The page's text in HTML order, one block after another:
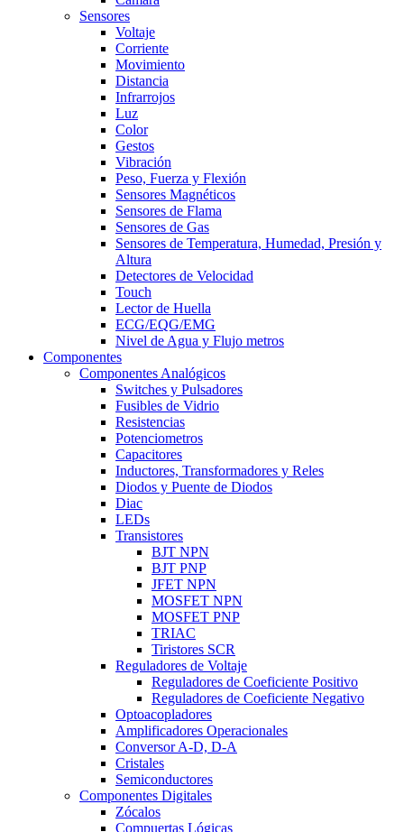
Sensores
Voltaje
Corriente
Movimiento
Distancia
Infrarrojos
Luz
Color
Gestos
Vibración
Peso, Fuerza y Flexión
Sensores Magnéticos
Sensores de Flama
Sensores de Gas
Sensores de Temperatura, Humedad, Presión y
Altura
Detectores de Velocidad
Touch
Lector de Huella
ECG/EQG/EMG
Nivel de Agua y Flujo metros
Componentes
Componentes Analógicos
Switches y Pulsadores
Fusibles de Vidrio
Resistencias
Potenciometros
Capacitores
Inductores, Transformadores y Reles
Diodos y Puente de Diodos
Diac
LEDs
Transistores
BJT NPN
BJT PNP
JFET NPN
MOSFET NPN
MOSFET PNP
TRIAC
Tiristores SCR
Reguladores de Voltaje
Reguladores de Coeficiente Positivo
Reguladores de Coeficiente Negativo
Optoacopladores
Amplificadores Operacionales
Conversor A-D, D-A
Cristales
Semiconductores
Componentes Digitales
Zócalos
Compuertas Lógicas